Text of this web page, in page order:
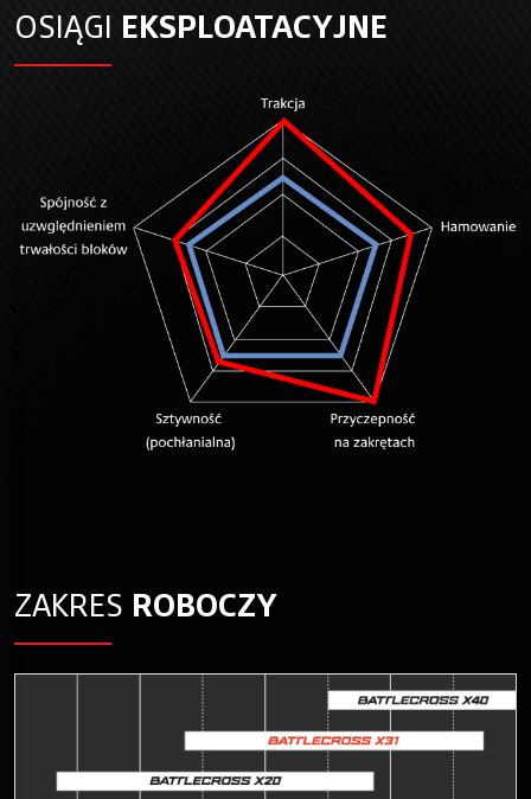
OSIĄGI EKSPLOATACYJNE
ZAKRES ROBOCZY